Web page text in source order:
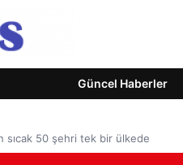
Güncel Haberler
sıcak 50 şehri tek bir ülkede